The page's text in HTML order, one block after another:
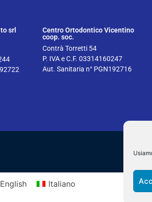
srl
Centro Ortodontico Vicentino
coop. soc.
Contrà Torretti 54
P. IVA e C.F. 03314160247
Aut. Sanitaria n° PGN192716
English Italiano